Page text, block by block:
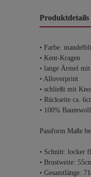
Produktdetails
• Farbe:
• Kent-Kragen
• lange Ärmel
• Alloverprint
• schließt mit
• Rückseite ca.
• 100%
Passform Maße
• Schnitt: locker
• Brustweite:
• Gesamtlänge: